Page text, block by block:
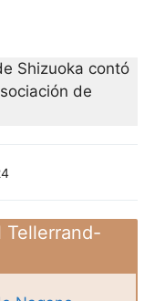
Shizuoka contó
de
Tellerrand-